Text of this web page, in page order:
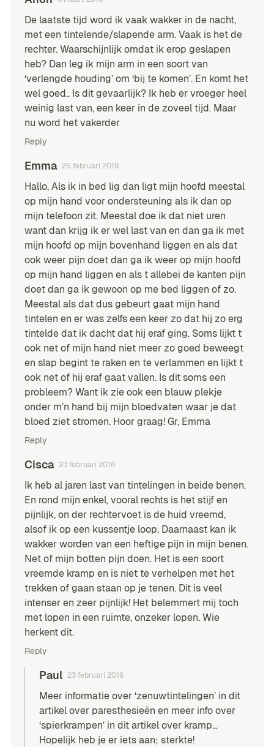
De laatste tijd word ik vaak wakker in de nacht,
met een tintelende/slapende arm. Vaak is het de
rechter. Waarschijnlijk omdat ik erop geslapen
heb? Dan leg ik mijn arm in een soort van
‘verlengde houding’ om ‘bij te komen’. En komt het
wel goed.. Is dit gevaarlijk? Ik heb er vroeger heel
weinig last van, een keer in de zoveel tijd. Maar
nu word het vakerder
Reply
Emma 25 februari 2016
Hallo, Als ik in bed lig dan ligt mijn hoofd meestal
op mijn hand voor ondersteuning als ik dan op
mijn telefoon zit. Meestal doe ik dat niet uren
want dan krijg ik er wel last van en dan ga ik met
mijn hoofd op mijn bovenhand liggen en als dat
ook weer pijn doet dan ga ik weer op mijn hoofd
op mijn hand liggen en als t allebei de kanten pijn
doet dan ga ik gewoon op me bed liggen of zo.
Meestal als dat dus gebeurt gaat mijn hand
tintelen en er was zelfs een keer zo dat hij zo erg
tintelde dat ik dacht dat hij eraf ging. Soms lijkt t
ook net of mijn hand niet meer zo goed beweegt
en slap begint te raken en te verlammen en lijkt t
ook net of hij eraf gaat vallen. Is dit soms een
probleem? Want ik zie ook een blauw plekje
onder m’n hand bij mijn bloedvaten waar je dat
bloed ziet stromen. Hoor graag! Gr, Emma
Reply
Cisca 23 februari 2016
Ik heb al jaren last van tintelingen in beide benen.
En rond mijn enkel, vooral rechts is het stijf en
pijnlijk, on der rechtervoet is de huid vreemd,
alsof ik op een kussentje loop. Daarnaast kan ik
wakker worden van een heftige pijn in mijn benen.
Net of mijn botten pijn doen. Het is een soort
vreemde kramp en is niet te verhelpen met het
trekken of gaan staan op je tenen. Dit is veel
intenser en zeer pijnlijk! Het belemmert mij toch
met lopen in een ruimte, onzeker lopen. Wie
herkent dit.
Reply
Paul 23 februari 2016
Meer informatie over ‘zenuwtintelingen’ in dit
artikel over paresthesieën en meer info over
‘spierkrampen’ in dit artikel over kramp…
Hopelijk heb je er iets aan; sterkte!